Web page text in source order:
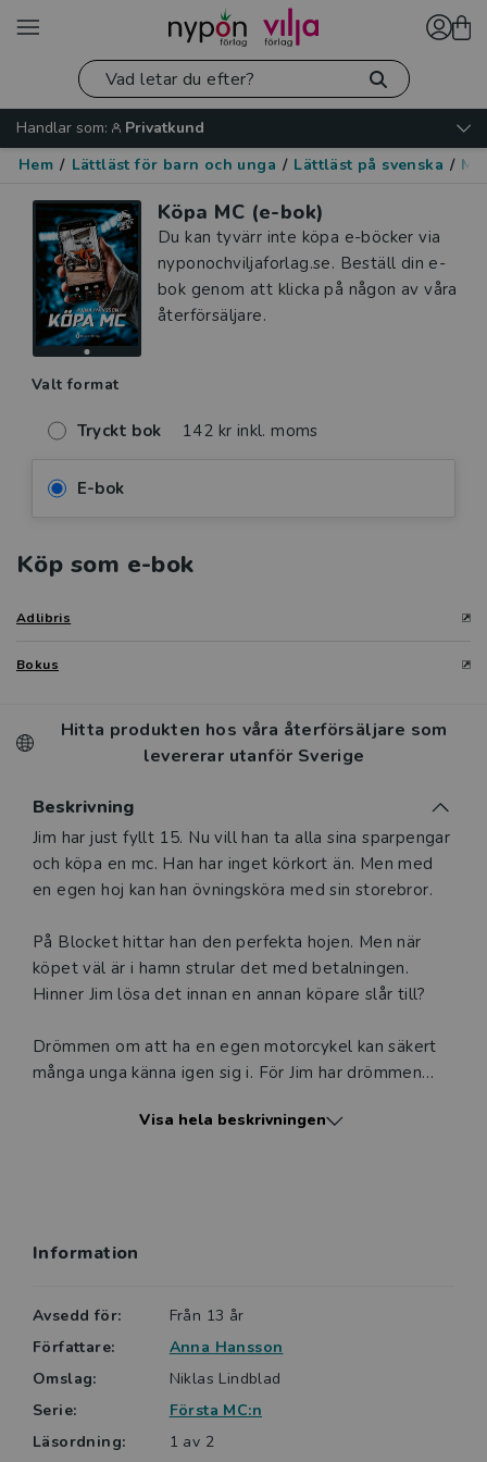
Handlar som:
Privatkund
Hem / Lättläst för barn och unga / Lättläst på svenska /
Köpa MC (e-bok)
Du kan tyvärr inte köpa e-böcker via
nyponochviljaforlag.se. Beställ din e-
bok genom att klicka på någon av våra
återförsäljare.
Valt format
Tryckt bok 142 kr inkl. moms
E-bok
Köp som e-bok
Adlibris
Bokus
Hitta produkten hos våra återförsäljare som
levererar utanför Sverige
Beskrivning
Beskrivning
Jim har just fyllt 15. Nu vill han ta alla sina sparpengar
och köpa en mc. Han har inget körkort än. Men med
en egen hoj kan han övningsköra med sin storebror.
På Blocket hittar han den perfekta hojen. Men när
köpet väl är i hamn strular det med betalningen.
Hinner Jim lösa det innan en annan köpare slår till?
Drömmen om att ha en egen motorcykel kan säkert
många unga känna igen sig i. För Jim har drömmen
pengarna äntligen till en egen hoj. Trots att han inte
fallgroparna är många.
Köpa mc är första delen i Anna Hanssons nya
motorintresserade ungdomar med drömmar om en
egen hoj. På lättläst svenska drivs handlingen framåt
av en spännande berättelse som visar på både
drömmars kraft och en krass verklighet. Böcker för
Visa hela beskrivningen
Information
Avsedd för:
Från 13 år
Författare:
Anna Hansson
Omslag:
Niklas Lindblad
Serie:
Första MC:n
Läsordning:
1 av 2